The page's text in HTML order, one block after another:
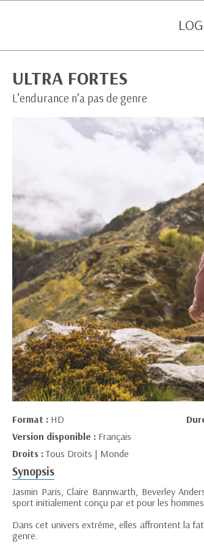
ULTRA FORTES
L’endurance n’a pas de genre
Format : HD
Version disponible : Français
Droits :Tous Droits | Monde
Synopsis
Jasmin Paris, Claire Bannwarth, Beverley
sport initialement conçu par et pour les
Dans cet univers extrême, elles affrontent la
genre.